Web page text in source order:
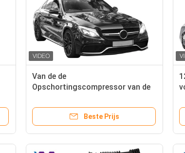
Van de de
Opschortingscompressor van de
Benz W205 W253 W213
0993200004 2133200104
Beste Prijs